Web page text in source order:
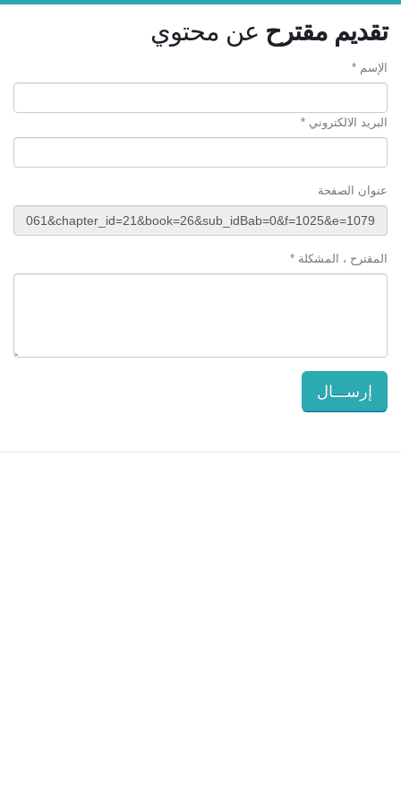
تقديم مقترح عن محتوي
الإسم *
البريد الالكتروني *
عنوان الصفحة
المقترح ، المشكلة *